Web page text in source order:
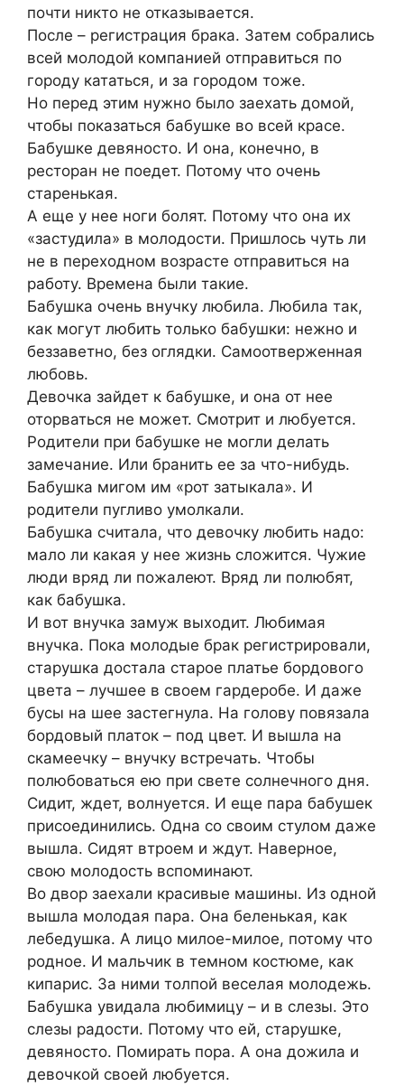
почти никто не отказывается.
После – регистрация брака. Затем собрались
всей молодой компанией отправиться по
городу кататься, и за городом тоже.
Но перед этим нужно было заехать домой,
чтобы показаться бабушке во всей красе.
Бабушке девяносто. И она, конечно, в
ресторан не поедет. Потому что очень
старенькая.
А еще у нее ноги болят. Потому что она их
«застудила» в молодости. Пришлось чуть ли
не в переходном возрасте отправиться на
работу. Времена были такие.
Бабушка очень внучку любила. Любила так,
как могут любить только бабушки: нежно и
беззаветно, без оглядки. Самоотверженная
любовь.
Девочка зайдет к бабушке, и она от нее
оторваться не может. Смотрит и любуется.
Родители при бабушке не могли делать
замечание. Или бранить ее за что-нибудь.
Бабушка мигом им «рот затыкала». И
родители пугливо умолкали.
Бабушка считала, что девочку любить надо:
мало ли какая у нее жизнь сложится. Чужие
люди вряд ли пожалеют. Вряд ли полюбят,
как бабушка.
И вот внучка замуж выходит. Любимая
внучка. Пока молодые брак регистрировали,
старушка достала старое платье бордового
цвета – лучшее в своем гардеробе. И даже
бусы на шее застегнула. На голову повязала
бордовый платок – под цвет. И вышла на
скамеечку – внучку встречать. Чтобы
полюбоваться ею при свете солнечного дня.
Сидит, ждет, волнуется. И еще пара бабушек
присоединились. Одна со своим стулом даже
вышла. Сидят втроем и ждут. Наверное,
свою молодость вспоминают.
Во двор заехали красивые машины. Из одной
вышла молодая пара. Она беленькая, как
лебедушка. А лицо милое-милое, потому что
родное. И мальчик в темном костюме, как
кипарис. За ними толпой веселая молодежь.
Бабушка увидала любимицу – и в слезы. Это
слезы радости. Потому что ей, старушке,
девяносто. Помирать пора. А она дожила и
девочкой своей любуется.